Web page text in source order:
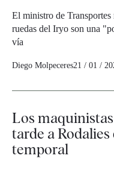
El ministro de Transportes
ruedas del Iryo son una
vía
Diego Molpeceres21 / 01 /
Los
tarde a
temporal